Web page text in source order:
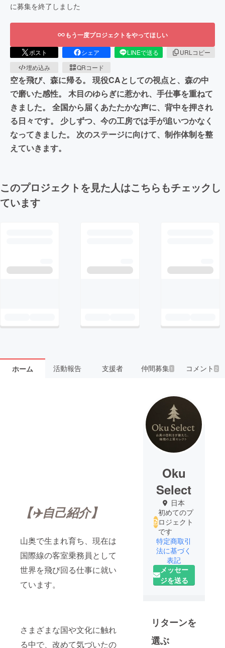
に募集を終了しました
もう一度プロジェクトをやってほしい
ポスト シェア LINEで送る
URLコピー
埋め込み
QRコード
空を飛び、森に帰る。 現役CAとしての視点と、森の中
で磨いた感性。 木目のゆらぎに惹かれ、手仕事を重ねて
きました。 全国から届くあたたかな声に、背中を押され
る日々です。 少しずつ、今の工房では手が追いつかなく
なってきました。 次のステージに向けて、制作体制を整
えていきます。
このプロジェクトを見た人はこちらもチェックし
ています
ホーム 活動報告 支援者 仲間募集 1 コメント2
【✈️自己紹介】
山奥で生まれ育ち、現在は
国際線の客室乗務員として
世界を飛び回る仕事に就い
ています。
さまざまな国や文化に触れ
る中で、改めて気づいたの
Oku
Select
日本
初めてのプ
ロジェクト
です
特定商取引
法に基づく
表記
メッセー
ジを送る
リターンを
選ぶ